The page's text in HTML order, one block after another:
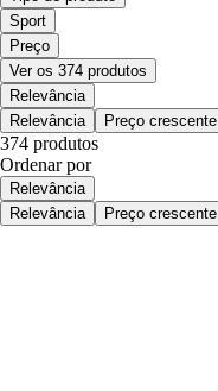
Sport
Preço
Ver os 374 produtos
Relevância
Relevância
Preço crescente
374 produtos
Ordenar por
Relevância
Relevância
Preço crescente